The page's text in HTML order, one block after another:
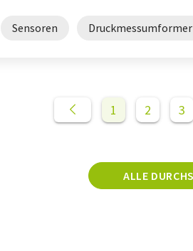
Sensoren Druckmessumformer
1 2 3
ALLE